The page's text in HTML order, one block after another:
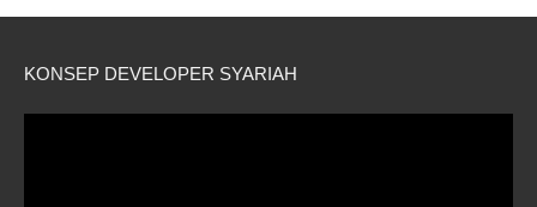
KONSEP DEVELOPER SYARIAH